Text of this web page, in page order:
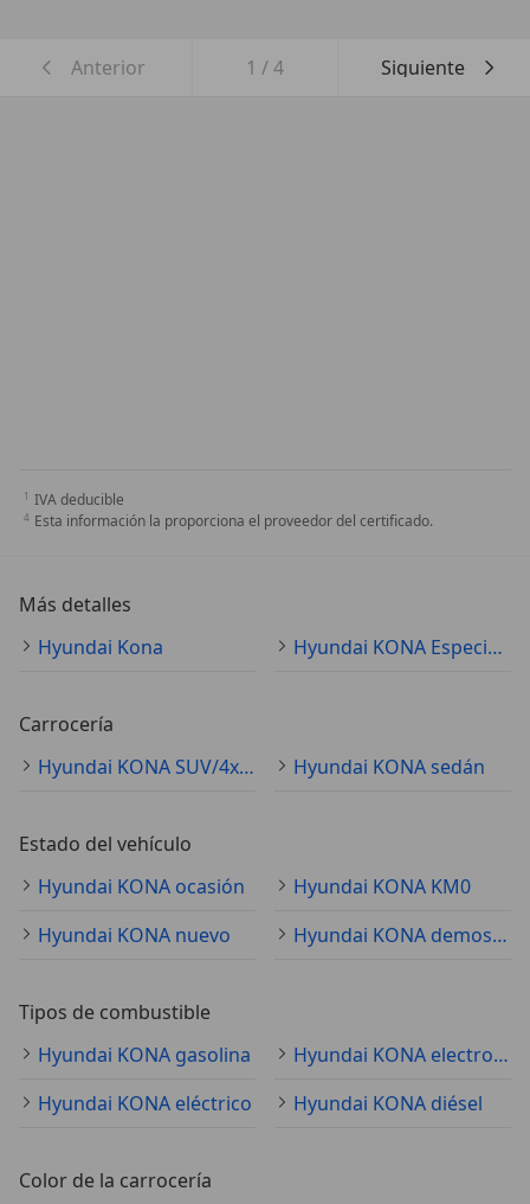
Anterior 1 /4 Siguiente
IVA deducible
Esta información la proporciona el proveedor del certificado.
Más detalles
Hyundai Kona
Hyundai KONA Especificaciones técnicas
Carrocería
Hyundai KONA SUV/4x4/pickup
Hyundai KONA sedán
Estado del vehículo
Hyundai KONA ocasión
Hyundai KONA KM0
Hyundai KONA nuevo
Hyundai KONA demostración
Tipos de combustible
Hyundai KONA gasolina
Hyundai KONA electro/gasolina
Hyundai KONA eléctrico
Hyundai KONA diésel
Color de la carrocería